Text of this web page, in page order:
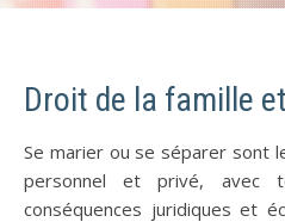
Droit de la famille
Se marier ou se séparer sont
personnel et privé, avec
conséquences juridiques et